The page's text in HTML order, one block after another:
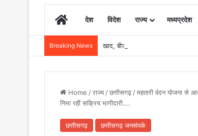
Homeदेश विदेश राज्य मध्यप्रदेश
Breaking News खाद, बीज और उर्वरकों की समय पर
Home /राज्य/छत्तीसगढ़/महतारी वंदन योजना से
निभा रहीं सक्रिय भागीदारी….
छत्तीसगढ़ छत्तीसगढ़ जनसंपर्क